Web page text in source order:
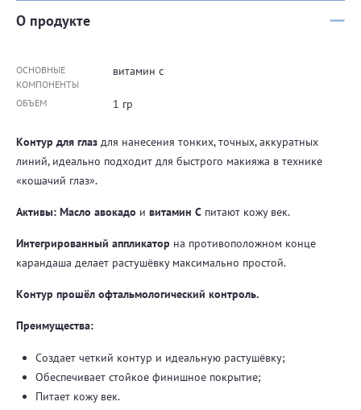
О продукте
ОСНОВНЫЕ
КОМПОНЕНТЫ
витамин с
ОБЪЕМ 1 гр
Контур для глаз для нанесения тонких, точных, аккуратных
линий, идеально подходит для быстрого макияжа в технике
«кошачий глаз».
Активы: Масло авокадо и витамин C питают кожу век.
Интегрированный аппликатор на противоположном конце
карандаша делает растушёвку максимально простой.
Контур прошёл офтальмологический контроль.
Преимущества:
Создает четкий контур и идеальную растушёвку;
Обеспечивает стойкое финишное покрытие;
Питает кожу век.